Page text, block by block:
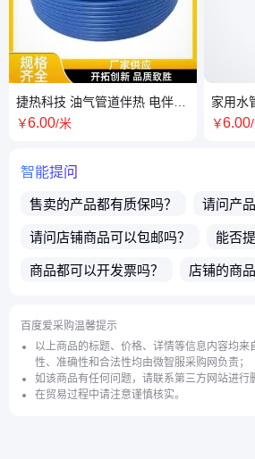
捷热科技 油气管道伴热 电伴热
防爆安全 耐腐蚀 支持定制
￥6.00/米
家用水
低温耐
￥6.00
智能提问
售卖的产品都有质保吗？ 请问产
请问店铺商品可以包邮吗？ 能否
商品都可以开发票吗？ 店铺的商
店主电话微信号是多少？
百度爱采购温馨提示
以上商品的标题、价格、详情等信息内容均来
性、准确性和合法性均由微智服采购网负责；
如该商品有任何问题，请联系第三方网站进行
在贸易过程中请注意谨慎核实。